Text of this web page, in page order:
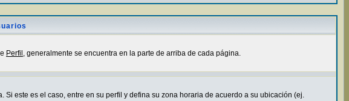
Perfil , generalmente se encuentra en la parte de arriba de cada página.
este es el caso, entre en su perfil y defina su zona horaria de acuerdo a su ubicación (ej.